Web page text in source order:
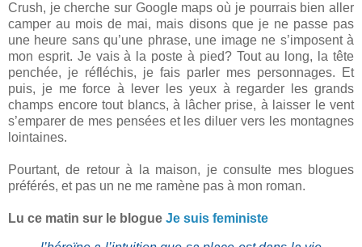
Crush, je cherche sur Google maps où je pourrais bien aller
camper au mois de mai, mais disons que je ne passe pas
une heure sans qu’une phrase, une image ne s’imposent à
mon esprit. Je vais à la poste à pied? Tout au long, la tête
penchée, je réfléchis, je fais parler mes personnages. Et
puis, je me force à lever les yeux à regarder les grands
champs encore tout blancs, à lâcher prise, à laisser le vent
s’emparer de mes pensées et les diluer vers les montagnes
lointaines.
Pourtant, de retour à la maison, je consulte mes blogues
préférés, et pas un ne me ramène pas à mon roman.
Lu ce matin sur le blogue Je suis feministe